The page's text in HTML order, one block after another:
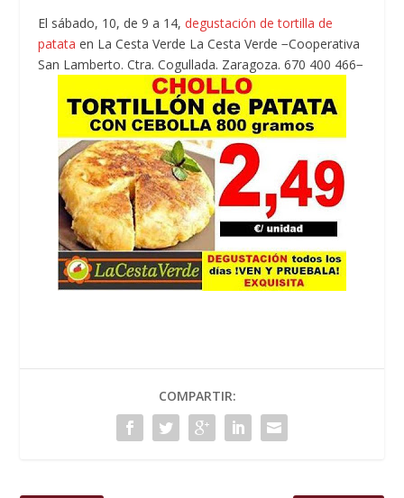
El sábado, 10, de 9 a 14,degustación de tortilla de
patata en La Cesta Verde La Cesta Verde −Cooperativa
San Lamberto. Ctra. Cogullada. Zaragoza. 670 400 466−
COMPARTIR: